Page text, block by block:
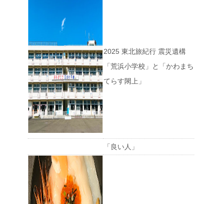
2025 東北旅紀行 震災遺構
「荒浜小学校」と「かわまち
てらす閖上」
「良い人」